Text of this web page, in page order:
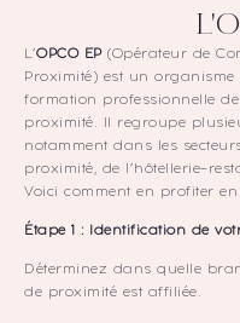
L’OPCO EP(Opérateur de
Proximité) est un
formation professionnelle
proximité. Il regroupe
notamment dans les
proximité, de l’hôtellerie-
Voici comment en profiter en
Étape 1 : Identification de
Déterminez dans quelle
de proximité est affiliée.